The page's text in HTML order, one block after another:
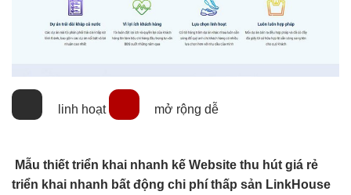
linh hoạt mở rộng dễ
Mẫu thiết triển khai nhanh kế Website thu hút giá rẻ
triển khai nhanh bất động chi phí thấp sản LinkHouse